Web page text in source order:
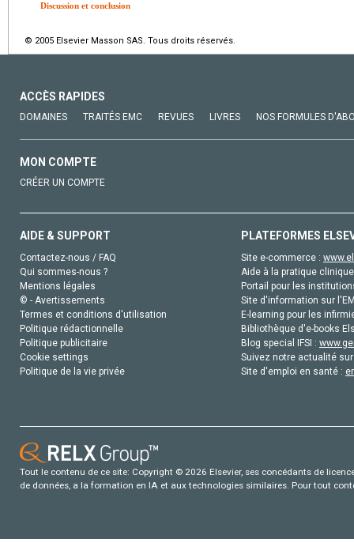
Discussion et conclusion
© 2005 Elsevier Masson SAS. Tous droits réservés.
ACCÈS RAPIDES
DOMAINES TRAITÉS EMC REVUES LIVRES NOS FORMULES
MON COMPTE
CRÉER UN COMPTE
AIDE & SUPPORT
Contactez-nous / FAQ
Qui sommes-nous ?
Mentions légales
© - Avertissements
Termes et conditions d'utilisation
Politique rédactionnelle
Politique publicitaire
Cookie settings
Politique de la vie privée
PLATEFORMES
Site e-commerce :
Aide à la pratique
Portail pour les
Site d'information sur
E-learning pour les
Bibliothèque d'e-books
Blog special IFSI :
Suivez notre actualité
Site d'emploi en santé :
Tout le contenu de ce site: Copyright © 2026 Elsevier, ses concédants de
de données, a la formation en IA et aux technologies similaires. Pour tout